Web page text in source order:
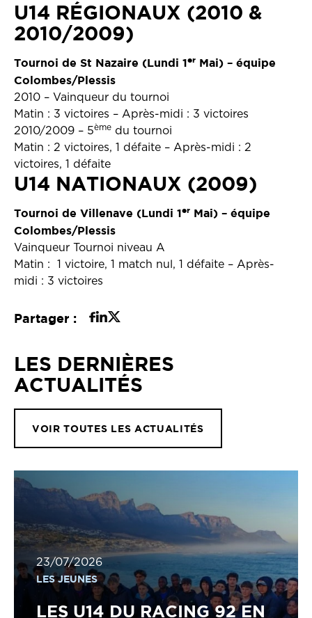
U14 RÉGIONAUX (2010 &
2010/2009)
Tournoi de St Nazaire (Lundi 1er Mai) – équipe
Colombes/Plessis
2010 – Vainqueur du tournoi
Matin : 3 victoires – Après-midi : 3 victoires
2010/2009 – 5ème du tournoi
Matin : 2 victoires, 1 défaite – Après-midi : 2
victoires, 1 défaite
U14 NATIONAUX (2009)
Tournoi de Villenave (Lundi 1er Mai) – équipe
Colombes/Plessis
Vainqueur Tournoi niveau A
Matin : 1 victoire, 1 match nul, 1 défaite – Après-
midi : 3 victoires
Partager :
LES DERNIÈRES
ACTUALITÉS
VOIR TOUTES LES ACTUALITÉS
23/07/2026
LES JEUNES
LES U14 DU RACING 92 EN